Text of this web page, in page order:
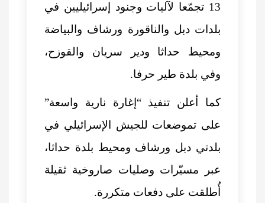
13 تجمّعا لآليات وجنود إسرائيليين في
بلدات دبل والناقورة ورشاف والبياضة
ومحيط حداثا ودير سريان والقوزح،
وفي بلدة طير حرفا.
كما أعلن تنفيذ “إغارة نارية واسعة”
على تموضعات للجيش الإسرائيلي في
بلدتي دبل ورشاف ومحيط بلدة حداثا،
عبر مسيّرات وصليات صاروخية ثقيلة
أُطلقت على دفعات متكررة.